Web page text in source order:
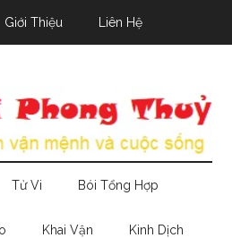
Giới Thiệu Liên Hệ
Tử Vi Bói Tổng Hợp
Khai Vận Kinh Dịch